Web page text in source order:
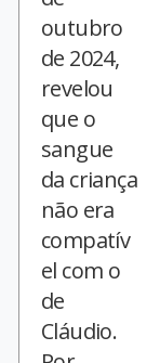
outubro
de 2024,
revelou
que o
sangue
da criança
não era
compatív
el com o
de
Cláudio.